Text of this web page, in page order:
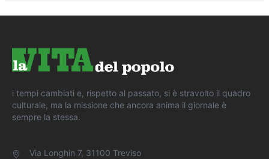
i tempi cambiati e, rispetto al passato, si è stravolto il quadro
culturale, ma la missione che ancora anima il giornale è
sempre la stessa.
Via Longhin 7, 31100 Treviso